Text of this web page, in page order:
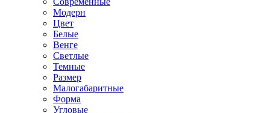
Модерн
Цвет
Белые
Венге
Светлые
Темные
Размер
Малогабаритные
Форма
Угловые